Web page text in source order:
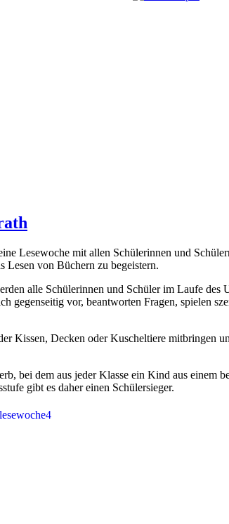
Lesewoche mit allen Schülerinnen und
Lesen von Büchern zu begeistern.
alle Schülerinnen und Schüler im Laufe
gegenseitig vor, beantworten Fragen, spielen
Kissen, Decken oder Kuscheltiere mitbringen
bei dem aus jeder Klasse ein Kind aus einem
gibt es daher einen Schülersieger.